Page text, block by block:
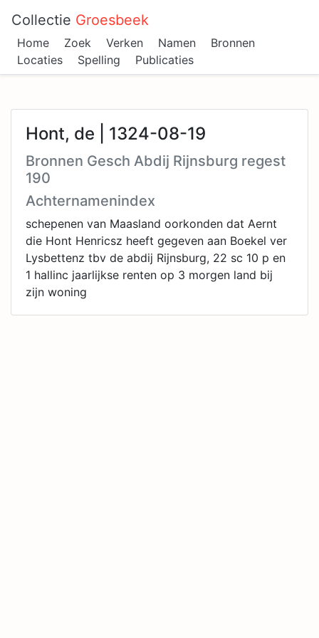
Collectie Groesbeek
Home Zoek Verken Namen
Bronnen
Locaties
Spelling Publicaties
Hont, de | 1324-08-19
Bronnen Gesch Abdij Rijnsburg regest
190
Achternamenindex
schepenen van Maasland oorkonden dat Aernt
die Hont Henricsz heeft gegeven aan Boekel ver
Lysbettenz tbv de abdij Rijnsburg, 22 sc 10 p en
1 hallinc jaarlijkse renten op 3 morgen land bij
zijn woning